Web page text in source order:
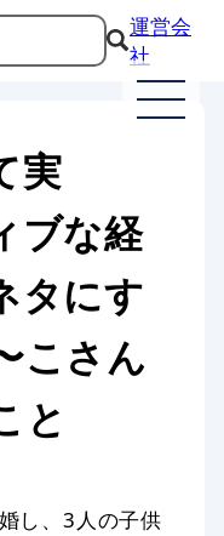
運営会
社
実
ブな経
タにす
こさん
と
し、3人の子供